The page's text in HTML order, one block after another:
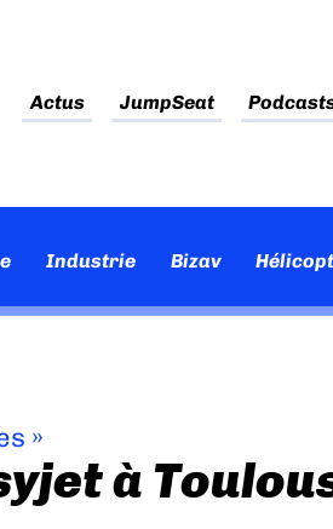
Actus JumpSeat
Industrie Bizav
»
à